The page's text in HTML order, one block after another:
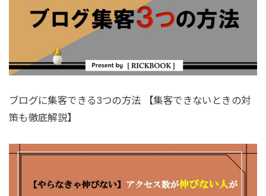
ブログに集客できる3つの方法 【集客できないときの対
策も徹底解説】